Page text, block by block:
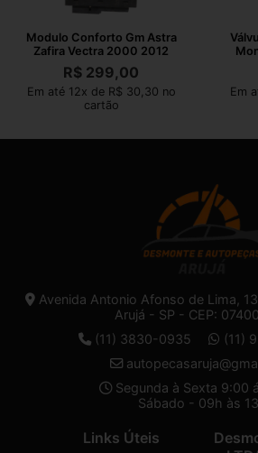
Modulo Conforto Gm Astra
Zafira Vectra 2000 2012
R$ 299,00
Em até 12x de R$ 30,30 no
cartão
Em
Avenida Antonio Afonso de Lima,
Arujá - SP - CEP:
(11) 3830-0935
(11)
Segunda à Sexta 9:00
Sábado - 09h às
Links Úteis